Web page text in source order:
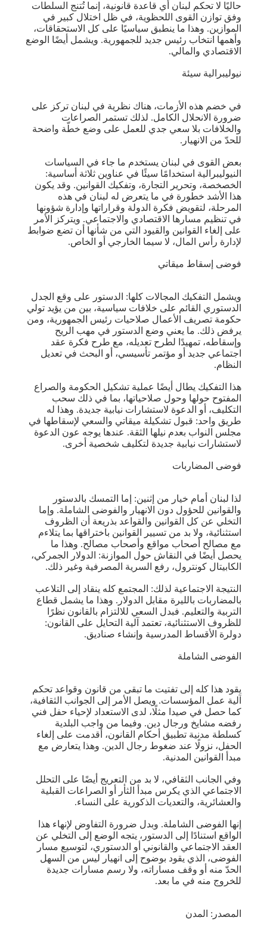
حاليًا لا تحكم لبنان أي قاعدة قانونية، إنما تُتنج السلطات
وفق توازن القوى اللحظوية، في ظل اختلال كبير في
الموازين. وهذا ما ينطبق سياسيًا على كل الاستحقاقات،
وأهمها انتخاب رئيس جديد للجمهورية. ويشمل أيضًا الوضع
الاقتصادي والمالي.
نيوليبرالية سيئة
في خضم هذه الأزمات، هناك نظرية في لبنان تركز على
ضرورة الانحلال الكامل. لذلك تستمر الصراعات
والخلافات بلا سعي جدي للعمل على وضع خطّة واضحة
للحدّ من الانهيار.
بعض القوى في لبنان يستخدم ما جاء في السياسات
النيوليبرالية استخدامًا سيئًا في عناوين ثلاثة أساسية:
الخصخصة، وتحرير التجارة، وتفكيك القوانين. وقد يكون
هذا الأشد خطورة في ما يتعرض له لبنان في هذه
المرحلة، لتقويض فكرة الدولة وقراراتها وإدارة شؤونها
في تنظيم مسارها الاقتصادي والاجتماعي. ويتركز الأمر
على إلغاء القوانين والقيود التي من شأنها أن تضع ضوابط
لإدارة رأس المال، لا سيما الخارجي أو الخاص.
فوضى إسقاط ميقاتي
ويشمل التفكيك المجالات كلها: الدستور على وقع الجدل
الدستوري القائم على خلافات سياسية، بين من يؤيد تولي
حكومة تصريف الأعمال صلاحيات رئيس الجمهورية، ومن
يرفض ذلك. ما يعني وضع الدستور في مهب الريح
وإسقاطه، تمهيدًا لطرح تعديله، مع طرح فكرة عقد
اجتماعي جديد أو مؤتمر تأسيسي، أو البحث في تعديل
النظام.
هذا التفكيك يطال أيضًا عملية تشكيل الحكومة والصراع
المفتوح حولها وحول صلاحياتها، بما في ذلك سحب
التكليف، أو الدعوة لاستشارات نيابية جديدة. وهذا له
طريق واحد: قبول تشكيلة ميقاتي والسعي لإسقاطها في
مجلس النواب بعدم نيلها الثقة. عندها يوجه عون الدعوة
لاستشارات نيابية جديدة لتكليف شخصية أخرى.
فوضى المضاربات
لذا لبنان أمام خيار من إثنين: إما التمسك بالدستور
والقوانين للحؤول دون الانهيار والفوضى الشاملة. وإما
التخلي عن كل القوانين والقواعد بذريعة أن الظروف
استثنائية، ولا بد من تسيير القوانين باختراقها بما يتلاءم
مع مصالح أصحاب مواقع وأصحاب مصالح. وهذا ما
يحصل أيضًا في النقاش حول الموازنة: الدولار الجمركي،
الكابيتال كونترول، رفع السرية المصرفية وغير ذلك.
النتيجة الاجتماعية لذلك: المجتمع كله ينقاد إلى التلاعب
بالمضاربات بالليرة مقابل الدولار. وهذا ما يشمل قطاع
التربية والتعليم. فبدل السعي للالتزام بالقانون نظرًا
للظروف الاستثنائية، تعتمد آلية التحايل على القانون:
دولرة الأقساط المدرسية وإنشاء صناديق.
الفوضى الشاملة
يقود هذا كله إلى تفتيت ما تبقى من قانون وقواعد تحكم
آلية عمل المؤسسات. ويصل الأمر إلى الجوانب الثقافية،
كما حصل في صيدا مثلًا، لدى الاستعداد لإحياء حفل فني
رفضه مشايخ ورجال دين. وفيما من واجب البلدية
كسلطة مدنية تطبيق أحكام القانون، أقدمت على إلغاء
الحفل، نزولًا عند ضغوط رجال الدين. وهذا يتعارض مع
مبدأ القوانين المدنية.
وفي الجانب الثقافي، لا بد من التعريج أيضًا على التحلل
الاجتماعي الذي يكرس مبدأ الثأر أو الصراعات القبلية
والعشائرية، والتعديات الذكورية على النساء.
إنها الفوضى الشاملة. وبدل ضرورة التفاوض لإنهاء هذا
الواقع استنادًا إلى الدستور، يتجه الوضع إلى التخلي عن
العقد الاجتماعي والقانوني أو الدستوري، لتوسيع مسار
الفوضى، الذي يقود بوضوح إلى انهيار ليس من السهل
الحدّ منه أو وقف مساراته، ولا رسم مسارات جديدة
للخروج منه في ما بعد.
المصدر: المدن